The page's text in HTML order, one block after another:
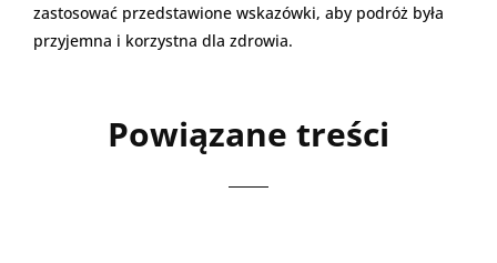
zastosować przedstawione wskazówki, aby podróż była
przyjemna i korzystna dla zdrowia.
Powiązane treści